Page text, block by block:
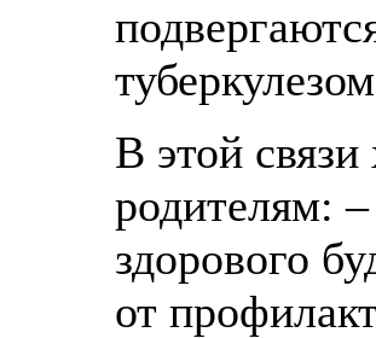
В этой связи
родителям:
здорового
от